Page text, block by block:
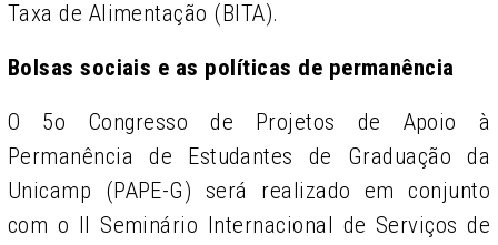
Taxa de Alimentação (BITA).
Bolsas sociais e as políticas de permanência
O 5o Congresso de Projetos de Apoio à
Permanência de Estudantes de Graduação da
Unicamp (PAPE-G) será realizado em conjunto
com o II Seminário Internacional de Serviços de